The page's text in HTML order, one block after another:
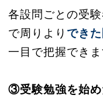
各設問ごとの受
で周りより でき
一目で把握できま
③受験勉強を始め